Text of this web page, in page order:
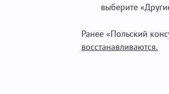
выберите
Ранее «Польский
восстанавливаются.